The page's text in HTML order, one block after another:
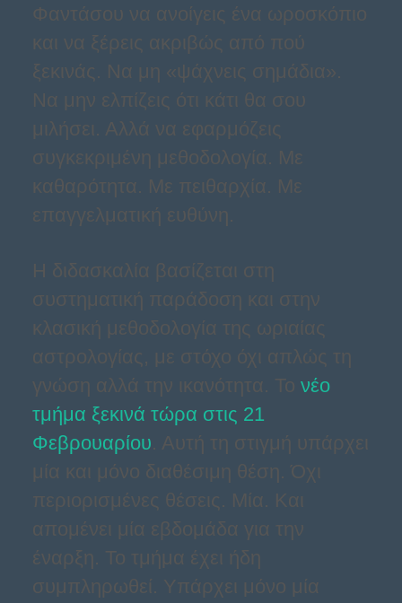
Φαντάσου να ανοίγεις ένα ωροσκόπιο
και να ξέρεις ακριβώς από πού
ξεκινάς. Να μη «ψάχνεις σημάδια».
Να μην ελπίζεις ότι κάτι θα σου
μιλήσει. Αλλά να εφαρμόζεις
συγκεκριμένη μεθοδολογία. Με
καθαρότητα. Με πειθαρχία. Με
επαγγελματική ευθύνη.
Η διδασκαλία βασίζεται στη
συστηματική παράδοση και στην
κλασική μεθοδολογία της ωριαίας
αστρολογίας, με στόχο όχι απλώς τη
γνώση αλλά την ικανότητα. Το νέο
τμήμα ξεκινά τώρα στις 21
Φεβρουαρίου. Αυτή τη στιγμή υπάρχει
μία και μόνο διαθέσιμη θέση. Όχι
περιορισμένες θέσεις. Μία. Και
απομένει μία εβδομάδα για την
έναρξη. Το τμήμα έχει ήδη
συμπληρωθεί. Υπάρχει μόνο μία